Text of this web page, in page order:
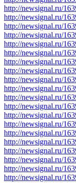
http://newsignal.ru/
http://newsignal.ru/
http://newsignal.ru/
http://newsignal.ru/
http://newsignal.ru/
http://newsignal.ru/
http://newsignal.ru/
http://newsignal.ru/
http://newsignal.ru/
http://newsignal.ru/
http://newsignal.ru/
http://newsignal.ru/
http://newsignal.ru/
http://newsignal.ru/
http://newsignal.ru/
http://newsignal.ru/
http://newsignal.ru/
http://newsignal.ru/
http://newsignal.ru/
http://newsignal.ru/